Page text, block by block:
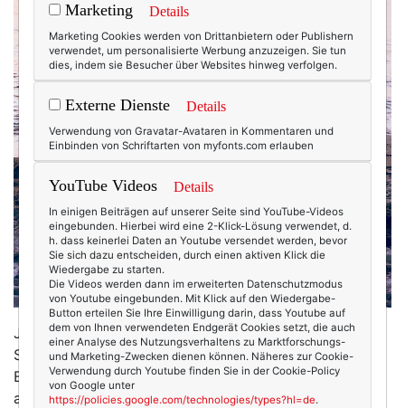
Ja, ich bin zurück, für ein paar Tage Workation:
Schreiben, noch mehr Schreiben, dazwischen eine
Backfischsemmel und ein Glas Schwarzbier. Und
abends ein Strandspaziergang mit dicker Wolljacke.
Marketing Details
Marketing Cookies werden von Drittanbietern oder Publishern
verwendet, um personalisierte Werbung anzuzeigen. Sie tun
dies, indem sie Besucher über Websites hinweg verfolgen.
Externe Dienste Details
Verwendung von Gravatar-Avataren in Kommentaren und
Einbinden von Schriftarten von myfonts.com erlauben
YouTube Videos Details
In einigen Beiträgen auf unserer Seite sind YouTube-Videos
eingebunden. Hierbei wird eine 2-Klick-Lösung verwendet, d.
h. dass keinerlei Daten an Youtube versendet werden, bevor
Sie sich dazu entscheiden, durch einen aktiven Klick die
Wiedergabe zu starten.
Die Videos werden dann im erweiterten Datenschutzmodus
von Youtube eingebunden. Mit Klick auf den Wiedergabe-
Button erteilen Sie Ihre Einwilligung darin, dass Youtube auf
dem von Ihnen verwendeten Endgerät Cookies setzt, die auch
einer Analyse des Nutzungsverhaltens zu Marktforschungs-
und Marketing-Zwecken dienen können. Näheres zur Cookie-
Verwendung durch Youtube finden Sie in der Cookie-Policy
von Google unter
https://policies.google.com/technologies/types?hl=de.